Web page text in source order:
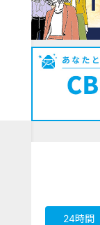
24時間